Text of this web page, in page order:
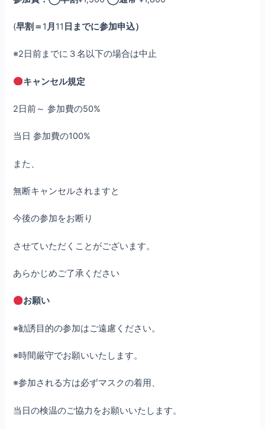
(早割＝ 1 月 11 日までに参加申込）
※2日前までに３名以下の場合は中止
キャンセル規定
2日前～ 参加費の50%
当日 参加費の100%
また、
無断キャンセルされますと
今後の参加をお断り
させていただくことがございます。
あらかじめご了承ください
お願い
※勧誘目的の参加はご遠慮ください。
※時間厳守でお願いいたします。
※参加される方は必ずマスクの着用、
当日の検温のご協力をお願いいたします。